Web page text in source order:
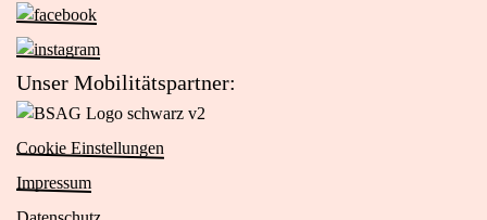
Maps
öffnen
(externer
Link)
Zur
Facebook-
Seite
von
Das
Viertel
in
Zur
Seite
von
Das
Viertel
Unser Mobilitätspartner:
Cookie Einstellungen
Impressum